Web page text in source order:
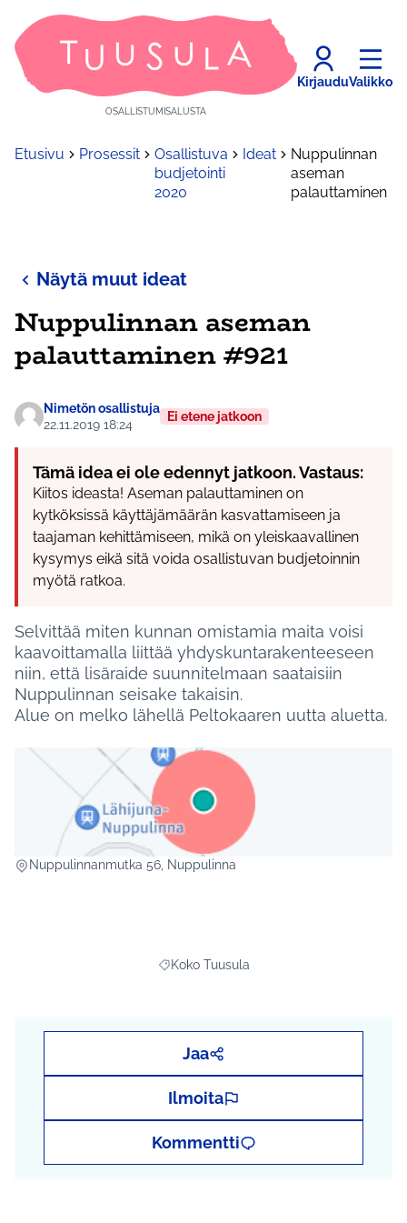
OSALLISTUMISALUSTA
KirjauduValikko
Etusivu Prosessit
Osallistuva
budjetointi
2020
Ideat
Nuppulinnan
aseman
palauttaminen
Näytä muut ideat
Nuppulinnan aseman
palauttaminen #921
Nimetön osallistuja
22.11.2019 18:24
Ei etene jatkoon
Tämä idea ei ole edennyt jatkoon. Vastaus:
Kiitos ideasta! Aseman palauttaminen on
kytköksissä käyttäjämäärän kasvattamiseen ja
taajaman kehittämiseen, mikä on yleiskaavallinen
kysymys eikä sitä voida osallistuvan budjetoinnin
myötä ratkoa.
Selvittää miten kunnan omistamia maita voisi
kaavoittamalla liittää yhdyskuntarakenteeseen
niin, että lisäraide suunnitelmaan saataisiin
Nuppulinnan seisake takaisin.
Alue on melko lähellä Peltokaaren uutta aluetta.
Nuppulinnanmutka 56, Nuppulinna
(Ulkoinen linkki)
Rajaa tulokset aihepiirin mukaan: Koko
Koko Tuusula
Jaa
Ilmoita
Kommentti